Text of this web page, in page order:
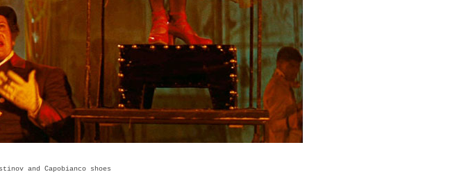
and Capobianco shoes